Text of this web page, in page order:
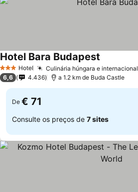
3 EstrelasHotel Culinária húngara e internacional
Hotel Bara Budapest
6,6 4.436 a 1.2 km de Buda Castle
De € 71
Consulte os preços de 7 sites